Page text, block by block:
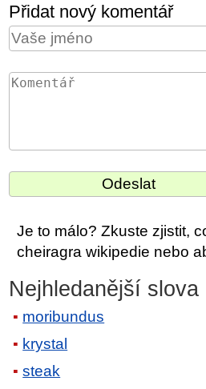
Přidat nový komentář
Je to málo? Zkuste zjistit,
cheiragra wikipedie nebo
Nejhledanější slova
moribundus
krystal
steak